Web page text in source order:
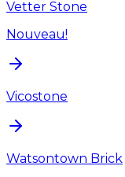
Vetter Stone
Nouveau!
Vicostone
Watsontown Brick